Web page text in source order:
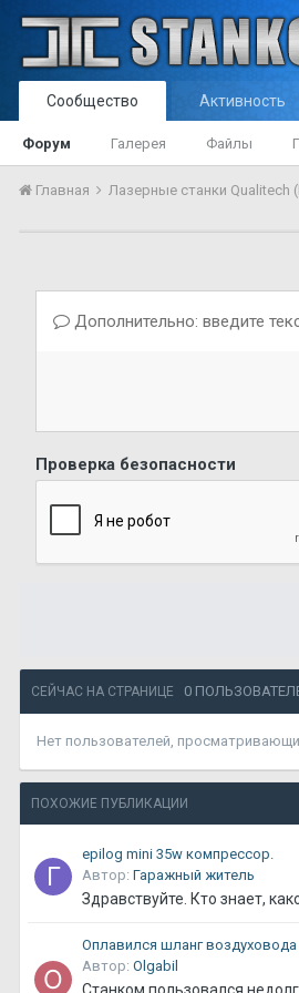
Сообщество
Форум Галерея Файлы
Активность
Главная Лазерные станки Qualitech
Дополнительно: введите
Проверка безопасности
СЕЙЧАС НА СТРАНИЦЕ 0
Нет пользователей,
ПОХОЖИЕ ПУБЛИКАЦИИ
epilog mini 35w компрессор.
Автор: Гаражный житель
Здравствуйте. Кто знает,
Оплавился шланг воздуховода
Автор: Olgabil